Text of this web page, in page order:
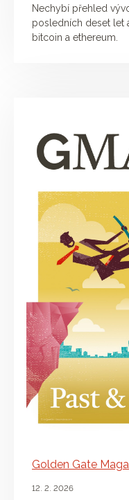
Nechybí přehled
posledních deset let
bitcoin a ethereum.
Golden Gate
12. 2. 2026